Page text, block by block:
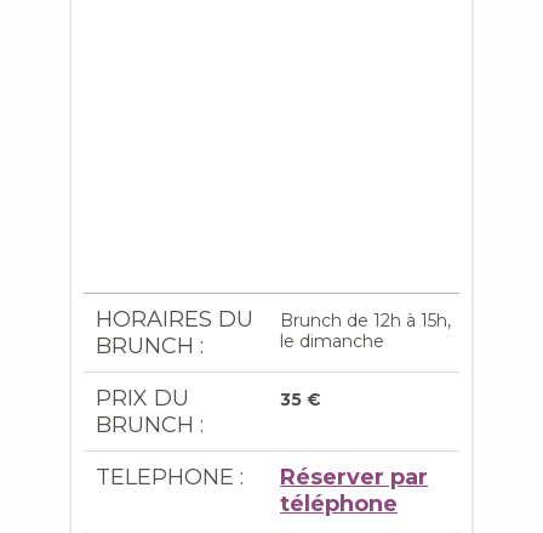
HORAIRES DU
BRUNCH :
Brunch de 12h à 15h,
le dimanche
PRIX DU
BRUNCH :
35 €
TELEPHONE :
Réserver par
téléphone